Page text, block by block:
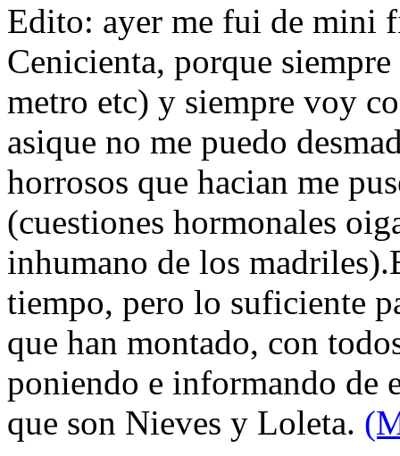
Edito: ayer me fui de mini
Cenicienta, porque
metro etc) y siempre voy
asique no me puedo
horrosos que hacian me
(cuestiones hormonales
inhumano de los
tiempo, pero lo suficiente
que han montado, con
poniendo e informando de
que son Nieves y Loleta.